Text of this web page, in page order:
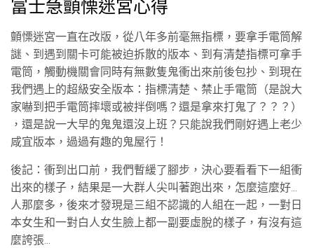
富士急顫慄迷宮心得
顫慄迷宮一直在改版，從八年多前毫無指標，要拿手電筒解
謎、到遇到關卡可能被迫拆散的版本、到有清楚指標可拿手
電筒，觸動機關會同時有無數隻鬼衝出來前後包抄、到現在
我們遇上的超級安全版本：指標清楚、禁止手電筒（是說大
家嚇到把手電筒摔壞或被拌倒嗎？還是拿來打鬼了？？？）
，還是說一大早的鬼鬼還沒上班？只能說我們剛好遇上老少
咸宜版本，過過有趣的鬼屋行！
後記：衝到出口前，我們暫緩了腳步，決心要看看下一組衝
出來的樣子，結果是一大群人尖叫著跑出來，怎麼這麼好…
人那麼多，後來才發現是三組不認識的人組在一起，一對日
本女生和一對白人女生臉上都一副要虛脫的樣子，有沒有這
麼誇張…